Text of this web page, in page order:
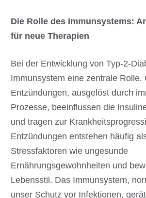
Die Rolle des Immunsystems:
für neue Therapien
Bei der Entwicklung von Typ-2-
Immunsystem eine zentrale Rolle.
Entzündungen, ausgelöst durch
Prozesse, beeinflussen die
und tragen zur
Entzündungen entstehen häufig
Stressfaktoren wie ungesunde
Ernährungsgewohnheiten und
Lebensstil. Das Immunsystem,
unser Schutz vor Infektionen,